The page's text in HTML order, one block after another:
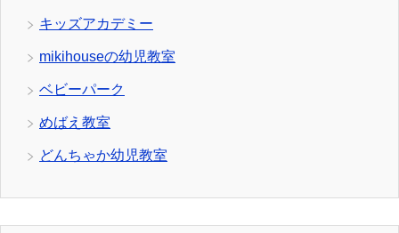
キッズアカデミー
mikihouseの幼児教室
ベビーパーク
めばえ教室
どんちゃか幼児教室